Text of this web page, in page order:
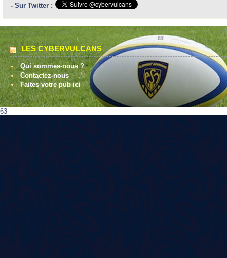
- Sur Twitter :
LES CYBERVULCANS
Qui sommes-nous ?
Contactez-nous
Faites votre pub ici
63